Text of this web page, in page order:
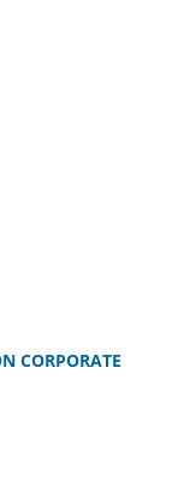
CORPORATE